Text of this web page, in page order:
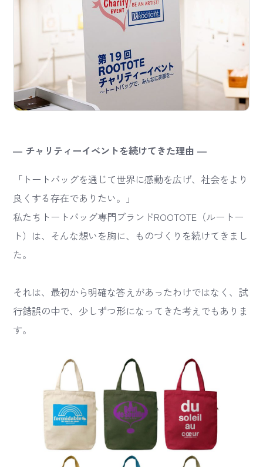
― チャリティーイベントを続けてきた理由 ―
「トートバッグを通じて世界に感動を広げ、社会をより
良くする存在でありたい。」
私たちトートバッグ専門ブランドROOTOTE（ルートー
ト）は、そんな想いを胸に、ものづくりを続けてきまし
た。
それは、最初から明確な答えがあったわけではなく、試
行錯誤の中で、少しずつ形になってきた考えでもありま
す。